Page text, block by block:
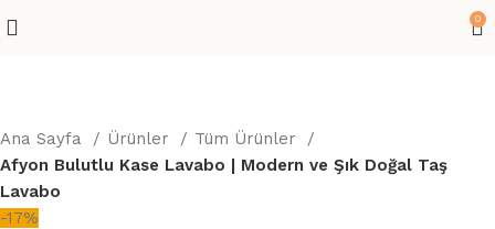
0
Ana Sayfa Ürünler
Tüm Ürünler
Afyon Bulutlu Kase Lavabo | Modern ve Şık Doğal Taş
Lavabo
-17%